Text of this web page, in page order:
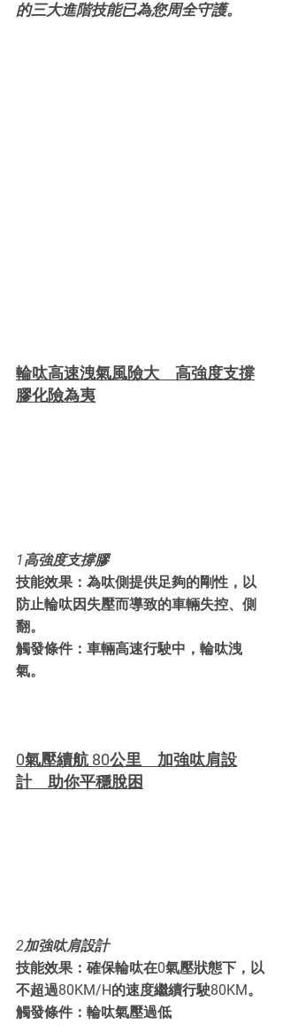
的三大進階技能已為您周全守護。
輪呔高速洩氣風險大 高強度支撐
膠化險為夷
1高強度支撐膠
技能效果：為呔側提供足夠的剛性，以
防止輪呔因失壓而導致的車輛失控、側
翻。
觸發條件：車輛高速行駛中，輪呔洩
氣。
0氣壓續航 80公里 加強呔肩設
計 助你平穩脫困
2加強呔肩設計
技能效果：確保輪呔在0氣壓狀態下，以
不超過80KM/H的速度繼續行駛80KM。
觸發條件：輪呔氣壓過低